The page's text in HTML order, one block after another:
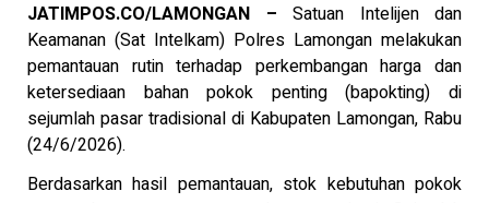
JATIMPOS.CO/LAMONGAN – Satuan Intelijen dan
Keamanan (Sat Intelkam) Polres Lamongan melakukan
pemantauan rutin terhadap perkembangan harga dan
ketersediaan bahan pokok penting (bapokting) di
sejumlah pasar tradisional di Kabupaten Lamongan, Rabu
(24/6/2026).
Berdasarkan hasil pemantauan, stok kebutuhan pokok